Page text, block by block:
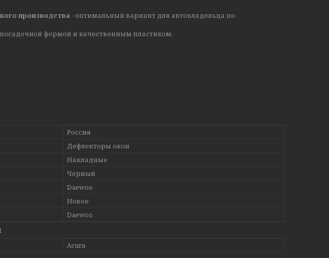
производства- оптимальный вариант для автовладельца по
формой и качественным пластиком.
Россия
Дефлекторы окон
Накладные
Черный
Daewoo
Новое
Daewoo
Acura